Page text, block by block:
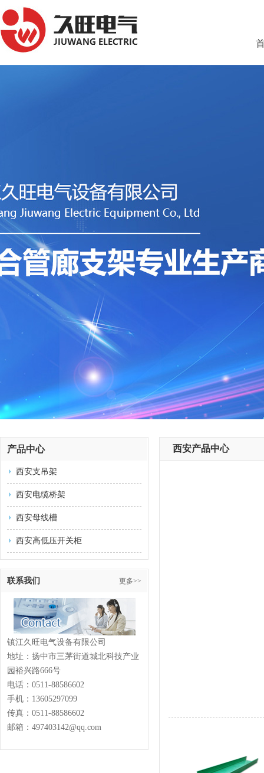
产品中心
西安支吊架
西安电缆桥架
西安母线槽
西安高低压开关柜
联系我们 更多>>
镇江久旺电气设备有限公司
地址：扬中市三茅街道城北科技产业
园裕兴路666号
电话： 0511-88586602
手机：13605297099
传真： 0511-88586602
邮箱：497403142@qq.com
西安产品中心